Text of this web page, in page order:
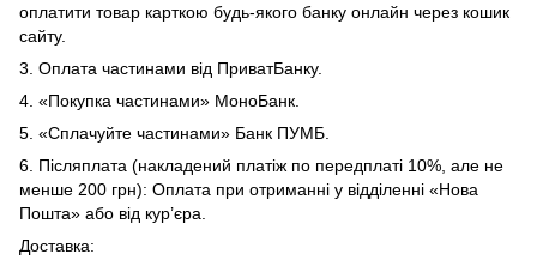
оплатити товар карткою будь-якого банку онлайн через кошик
сайту.
3. Оплата частинами від ПриватБанку.
4. «Покупка частинами» МоноБанк.
5. «Сплачуйте частинами» Банк ПУМБ.
6. Післяплата (накладений платіж по передплаті 10%, але не
менше 200 грн): Оплата при отриманні у відділенні «Нова
Пошта» або від кур’єра.
Доставка: